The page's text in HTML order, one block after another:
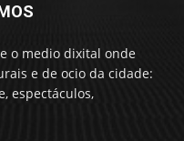
o medio dixital onde
e de ocio da cidade:
espectáculos,